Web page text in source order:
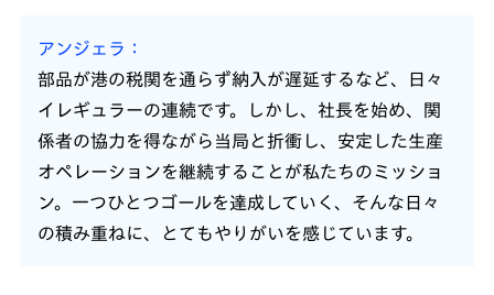
アンジェラ
部品が港の税関を通らず納入が遅延するなど、日々
イレギュラーの連続です。しかし、社長を始め、関
係者の協力を得ながら当局と折衝し、安定した生産
オペレーションを継続することが私たちのミッショ
ン。一つひとつゴールを達成していく、そんな日々
の積み重ねに、とてもやりがいを感じています。